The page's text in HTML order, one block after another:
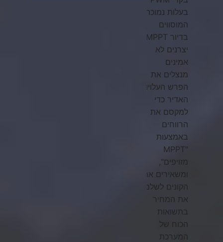
בעלות נמוכה
המוסווים
יצרנים לא
אמינים
מנצלים את
הפרש העלויות
האדיר כדי
למקסם את
הרווחים
באמצעות
"MPPT
מזויפים",
ומשאירים את
הקונים לשלם
את המחיר
בתשואות
הכוח של
המערכת